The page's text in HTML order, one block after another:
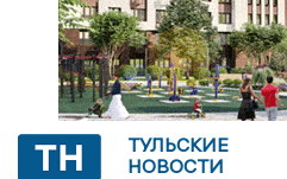
ТУЛЬСКИЕ
НОВОСТИ